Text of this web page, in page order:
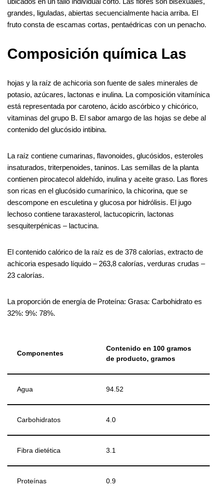
grandes, liguladas, abiertas secuencialmente hacia arriba. El
fruto consta de escamas cortas, pentaédricas con un penacho.
Composición química Las
hojas y la raíz de achicoria son fuente de sales minerales de
potasio, azúcares, lactonas e inulina. La composición vitamínica
está representada por caroteno, ácido ascórbico y chicórico,
vitaminas del grupo B. El sabor amargo de las hojas se debe al
contenido del glucósido intibina.
La raíz contiene cumarinas, flavonoides, glucósidos, esteroles
insaturados, triterpenoides, taninos. Las semillas de la planta
contienen pirocatecol aldehído, inulina y aceite graso. Las flores
son ricas en el glucósido cumarínico, la chicorina, que se
descompone en esculetina y glucosa por hidrólisis. El jugo
lechoso contiene taraxasterol, lactucopicrin, lactonas
sesquiterpénicas – lactucina.
El contenido calórico de la raíz es de 378 calorías, extracto de
achicoria espesado líquido – 263,8 calorías, verduras crudas –
23 calorías.
La proporción de energía de Proteína: Grasa: Carbohidrato es
32%: 9%: 78%.
Componentes
Contenido en 100 gramos
de producto, gramos
Agua 94.52
Carbohidratos 4.0
Fibra dietética 3.1
Proteínas 0.9